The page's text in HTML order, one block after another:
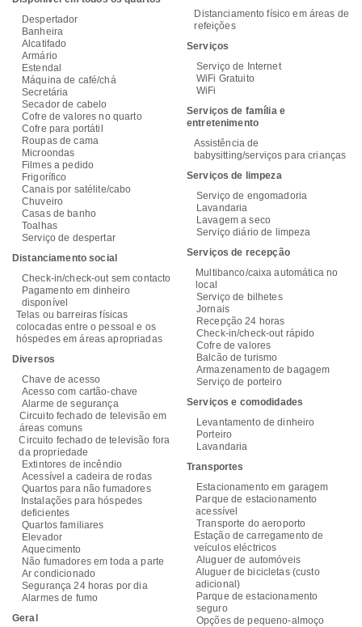
Despertador
Banheira
Alcatifado
Armário
Estendal
Máquina de café/chá
Secretária
Secador de cabelo
Cofre de valores no quarto
Cofre para portátil
Roupas de cama
Microondas
Filmes a pedido
Frigorífico
Canais por satélite/cabo
Chuveiro
Casas de banho
Toalhas
Serviço de despertar
Distanciamento social
Check-in/check-out sem contacto
Pagamento em dinheiro
disponível
Telas ou barreiras físicas
colocadas entre o pessoal e os
hóspedes em áreas apropriadas
Diversos
Chave de acesso
Acesso com cartão-chave
Alarme de segurança
Circuito fechado de televisão em
áreas comuns
Circuito fechado de televisão fora
da propriedade
Extintores de incêndio
Acessível a cadeira de rodas
Quartos para não fumadores
Instalações para hóspedes
deficientes
Quartos familiares
Elevador
Aquecimento
Não fumadores em toda a parte
Ar condicionado
Segurança 24 horas por dia
Alarmes de fumo
Geral
Distanciamento físico em áreas de
refeições
Serviços
Serviço de Internet
WiFi Gratuito
WiFi
Serviços de família e
entretenimento
Assistência de
babysitting/serviços para crianças
Serviços de limpeza
Serviço de engomadoria
Lavandaria
Lavagem a seco
Serviço diário de limpeza
Serviços de recepção
Multibanco/caixa automática no
local
Serviço de bilhetes
Jornais
Recepção 24 horas
Check-in/check-out rápido
Cofre de valores
Balcão de turismo
Armazenamento de bagagem
Serviço de porteiro
Serviços e comodidades
Levantamento de dinheiro
Porteiro
Lavandaria
Transportes
Estacionamento em garagem
Parque de estacionamento
acessível
Transporte do aeroporto
Estação de carregamento de
veículos eléctricos
Aluguer de automóveis
Aluguer de bicicletas (custo
adicional)
Parque de estacionamento
seguro
Opções de pequeno-almoço